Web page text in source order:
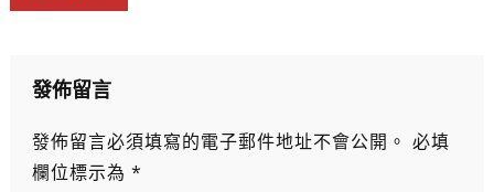
章
覽發佈留言
發佈留言必須填寫的電子郵件地址不會公開。 必填
欄位標示為 *